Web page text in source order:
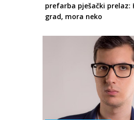
prefarba pješački prelaz:
grad, mora neko